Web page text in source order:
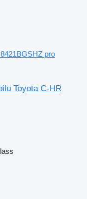
pro
Toyota C-HR